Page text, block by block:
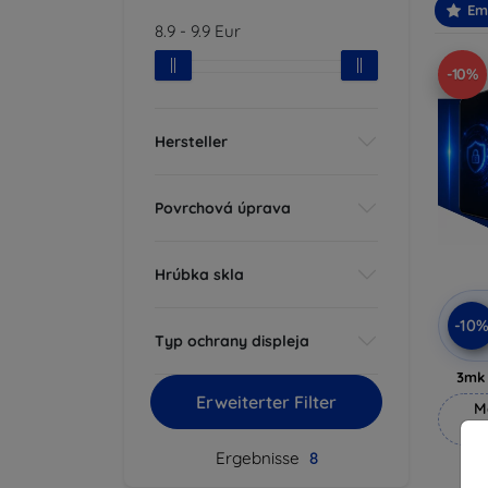
8.9 - 9.9 Eur
Hersteller
Povrchová úprava
Hrúbka skla
Typ ochrany displeja
Erweiterter Filter
Ergebnisse 8
-10%
-10%